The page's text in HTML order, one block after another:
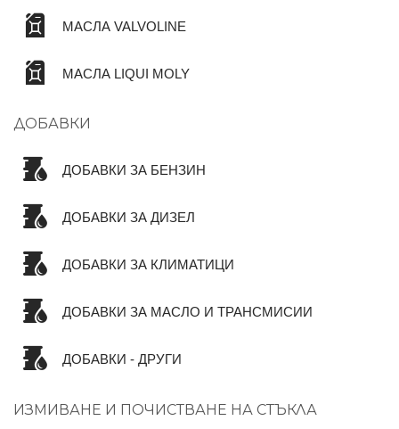
МАСЛА VALVOLINE
МАСЛА LIQUI MOLY
ДОБАВКИ
ДОБАВКИ ЗА БЕНЗИН
ДОБАВКИ ЗА ДИЗЕЛ
ДОБАВКИ ЗА КЛИМАТИЦИ
ДОБАВКИ ЗА МАСЛО И ТРАНСМИСИИ
ДОБАВКИ - ДРУГИ
ИЗМИВАНЕ И ПОЧИСТВАНЕ НА СТЪКЛА